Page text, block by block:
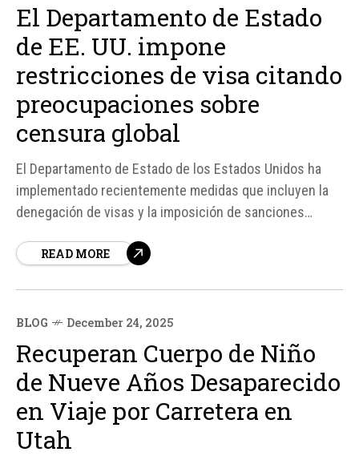
El Departamento de Estado
de EE. UU. impone
restricciones de visa citando
preocupaciones sobre
censura global
El Departamento de Estado de los Estados Unidos ha
implementado recientemente medidas que incluyen la
denegación de visas y la imposición de sanciones
READ MORE
BLOG December 24, 2025
Recuperan Cuerpo de Niño
de Nueve Años Desaparecido
en Viaje por Carretera en
Utah